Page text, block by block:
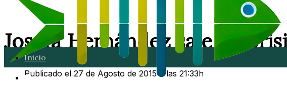
Inicio
Lanzarote
Josefa Hernández sale de
Publicado el 27 de Agosto de 2015 a las 21:33h